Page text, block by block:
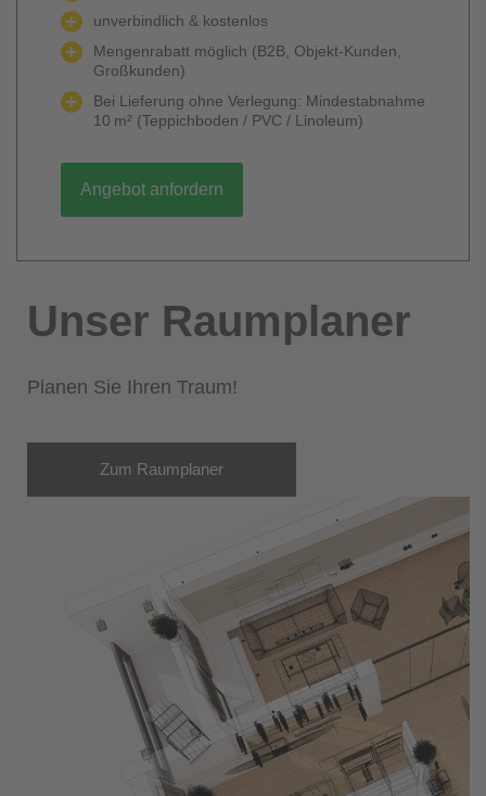
unverbindlich & kostenlos
Mengenrabatt möglich (B2B, Objekt-Kunden,
Großkunden)
Bei Lieferung ohne Verlegung: Mindestabnahme
10 m² (Teppichboden / PVC / Linoleum)
Angebot anfordern
Unser Raumplaner
Planen Sie Ihren Traum!
Zum Raumplaner